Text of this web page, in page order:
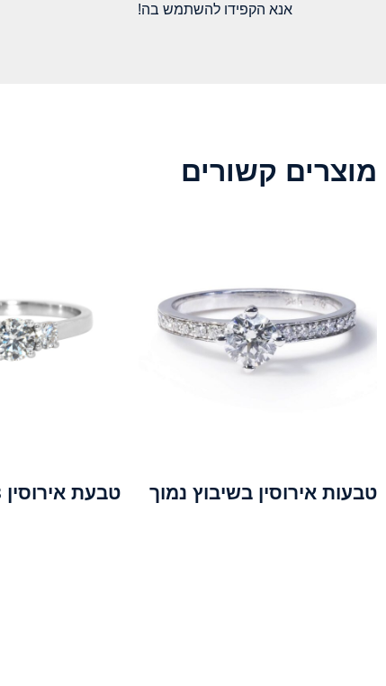
אנא הקפידו להשתמש בה!
מוצרים קשורים
טבעות אירוסין בשיבוץ נמוך טבעת אירוסין 3 יהלומים